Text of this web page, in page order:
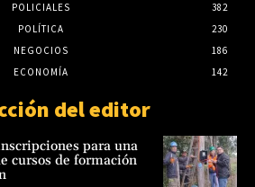
POLICIALES
382
POLÍTICA
230
NEGOCIOS
186
ECONOMÍA
142
del editor
para una
cursos de formación